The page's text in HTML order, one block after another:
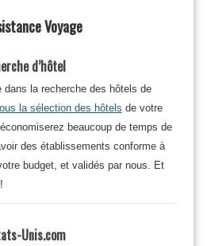
Voyage
d’hôtel
dans la recherche des hôtels de
la sélection des hôtels de votre
beaucoup de temps de
des établissements conforme à
budget, et validés par nous. Et
Unis.com